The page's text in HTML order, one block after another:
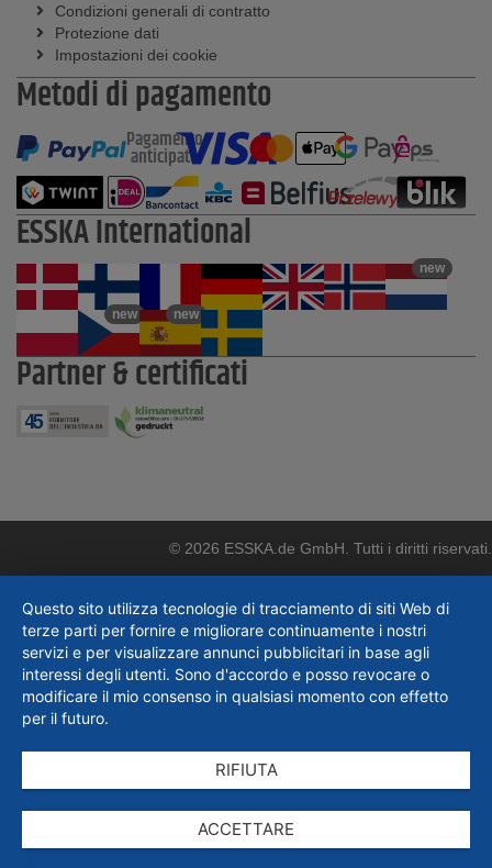
Condizioni generali di contratto
Protezione dati
Impostazioni dei cookie
Metodi di pagamento
Pagamento
anticipato
ESSKA International
new
new new
Partner & certificati
© 2026 ESSKA.de GmbH. Tutti i diritti riservati.
Questo sito utilizza tecnologie di tracciamento di siti Web di
terze parti per fornire e migliorare continuamente i nostri
servizi e per visualizzare annunci pubblicitari in base agli
interessi degli utenti. Sono d'accordo e posso revocare o
modificare il mio consenso in qualsiasi momento con effetto
per il futuro.
RIFIUTA
ACCETTARE